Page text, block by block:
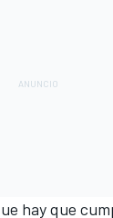
hay que